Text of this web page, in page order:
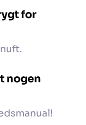
for
nogen